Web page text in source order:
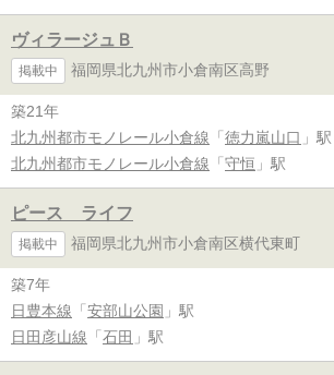
ヴィラージュＢ
掲載中 福岡県北九州市小倉南区高野
築21年
北九州都市モノレール小倉線 「 徳力嵐山口 」駅
北九州都市モノレール小倉線 「 守恒 」駅
ピース ライフ
掲載中 福岡県北九州市小倉南区横代東町
築7年
日豊本線 「 安部山公園 」駅
日田彦山線 「 石田 」駅